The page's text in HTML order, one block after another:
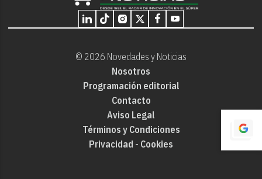
© 2026 Novedades y Noticias
Nosotros
Programación editorial
Contacto
Aviso Legal
Términos y Condiciones
Privacidad - Cookies